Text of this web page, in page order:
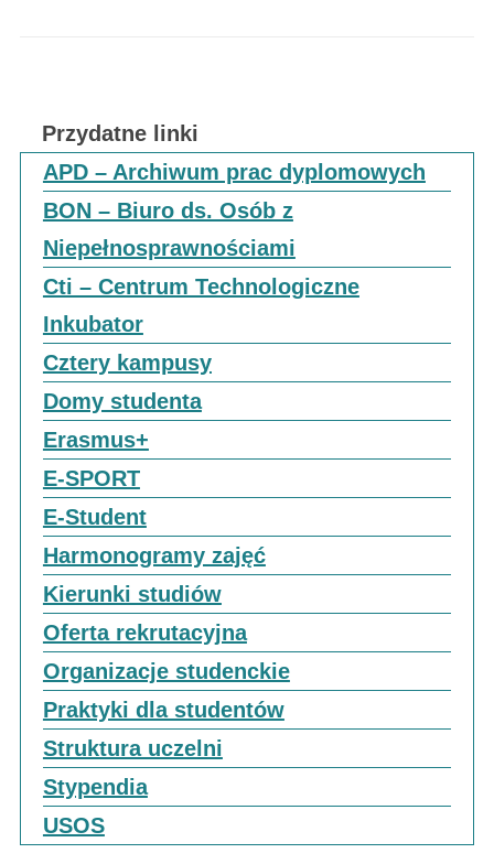
Przydatne linki
APD – Archiwum prac dyplomowych
BON – Biuro ds. Osób z
Niepełnosprawnościami
Cti – Centrum Technologiczne
Inkubator
Cztery kampusy
Domy studenta
Erasmus+
E-SPORT
E-Student
Harmonogramy zajęć
Kierunki studiów
Oferta rekrutacyjna
Organizacje studenckie
Praktyki dla studentów
Struktura uczelni
Stypendia
USOS